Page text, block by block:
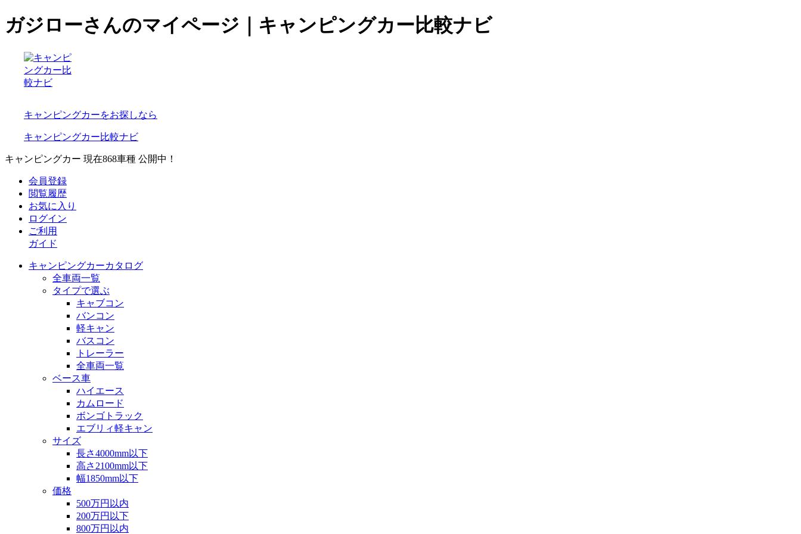
ガジローさんのマイページ｜キャンピングカー比較ナビ
キャンピングカーをお探しなら
キャンピングカー比較ナビ
キャンピングカー 現在868車種 公開中！
会員登録
閲覧履歴
お気に入り
ログイン
ご利用
ガイド
キャンピングカーカタログ
全車両一覧
タイプで選ぶ
キャブコン
バンコン
軽キャン
バスコン
トレーラー
全車両一覧
ベース車
ハイエース
カムロード
ボンゴトラック
エブリィ軽キャン
サイズ
長さ4000mm以下
高さ2100mm以下
幅1850mm以下
価格
500万円以内
200万円以下
800万円以内